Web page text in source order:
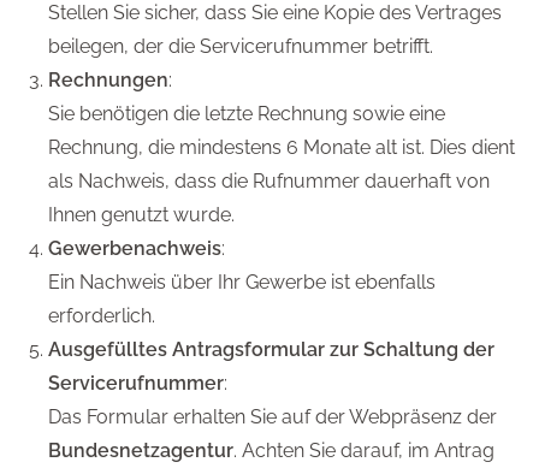
Stellen Sie sicher, dass Sie eine Kopie des Vertrages
beilegen, der die Servicerufnummer betrifft.
Rechnungen:
Sie benötigen die letzte Rechnung sowie eine
Rechnung, die mindestens 6 Monate alt ist. Dies dient
als Nachweis, dass die Rufnummer dauerhaft von
Ihnen genutzt wurde.
Gewerbenachweis:
Ein Nachweis über Ihr Gewerbe ist ebenfalls
erforderlich.
Ausgefülltes Antragsformular zur Schaltung der
Servicerufnummer:
Das Formular erhalten Sie auf der Webpräsenz der
Bundesnetzagentur. Achten Sie darauf, im Antrag